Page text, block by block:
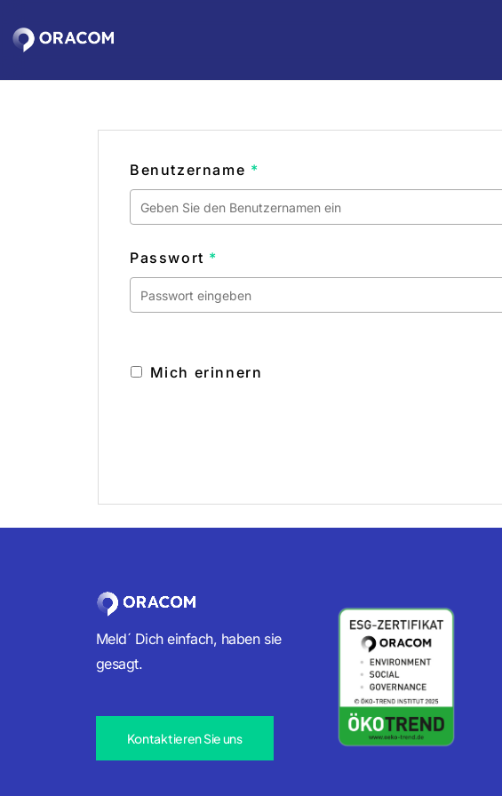
Hauptinhalt
Benutzername *
Passwort *
Mich erinnern
Meld´ Dich einfach, haben sie
gesagt.
Kontaktieren Sie uns